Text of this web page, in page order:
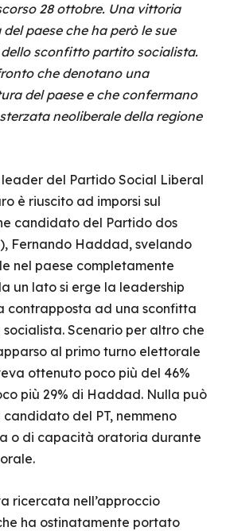
28 ottobre. Una vittoria
del paese che ha però le sue
sconfitto partito socialista.
che denotano una
del paese e che confermano
neoliberale della regione
del Partido Social Liberal
è riuscito ad imporsi sul
candidato del Partido dos
Fernando Haddad, svelando
nel paese completamente
un lato si erge la leadership
contrapposta ad una sconfitta
Scenario per altro che
al primo turno elettorale
ottenuto poco più del 46%
più 29% di Haddad. Nulla può
del PT, nemmeno
o di capacità oratoria durante
ricercata nell’approccio
ha ostinatamente portato